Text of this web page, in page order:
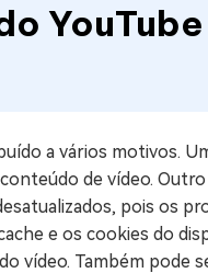
a vários motivos.
de vídeo.
pois os
e os cookies do
vídeo. Também pode